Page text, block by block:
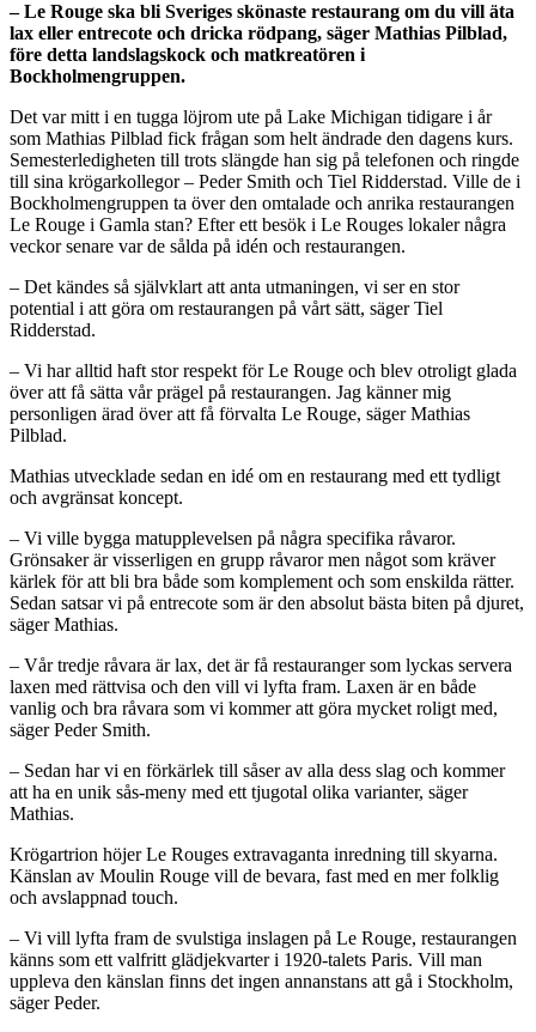
– Le Rouge ska bli Sveriges skönaste restaurang om du vill äta
lax eller entrecote och dricka rödpang, säger Mathias Pilblad,
före detta landslagskock och matkreatören i
Bockholmengruppen.
Det var mitt i en tugga löjrom ute på Lake Michigan tidigare i år
som Mathias Pilblad fick frågan som helt ändrade den dagens kurs.
Semesterledigheten till trots slängde han sig på telefonen och ringde
till sina krögarkollegor – Peder Smith och Tiel Ridderstad. Ville de i
Bockholmengruppen ta över den omtalade och anrika restaurangen
Le Rouge i Gamla stan? Efter ett besök i Le Rouges lokaler några
veckor senare var de sålda på idén och restaurangen.
– Det kändes så självklart att anta utmaningen, vi ser en stor
potential i att göra om restaurangen på vårt sätt, säger Tiel
Ridderstad.
– Vi har alltid haft stor respekt för Le Rouge och blev otroligt glada
över att få sätta vår prägel på restaurangen. Jag känner mig
personligen ärad över att få förvalta Le Rouge, säger Mathias
Pilblad.
Mathias utvecklade sedan en idé om en restaurang med ett tydligt
och avgränsat koncept.
– Vi ville bygga matupplevelsen på några specifika råvaror.
Grönsaker är visserligen en grupp råvaror men något som kräver
kärlek för att bli bra både som komplement och som enskilda rätter.
Sedan satsar vi på entrecote som är den absolut bästa biten på djuret,
säger Mathias.
– Vår tredje råvara är lax, det är få restauranger som lyckas servera
laxen med rättvisa och den vill vi lyfta fram. Laxen är en både
vanlig och bra råvara som vi kommer att göra mycket roligt med,
säger Peder Smith.
– Sedan har vi en förkärlek till såser av alla dess slag och kommer
att ha en unik sås-meny med ett tjugotal olika varianter, säger
Mathias.
Krögartrion höjer Le Rouges extravaganta inredning till skyarna.
Känslan av Moulin Rouge vill de bevara, fast med en mer folklig
och avslappnad touch.
– Vi vill lyfta fram de svulstiga inslagen på Le Rouge, restaurangen
känns som ett valfritt glädjekvarter i 1920-talets Paris. Vill man
uppleva den känslan finns det ingen annanstans att gå i Stockholm,
säger Peder.